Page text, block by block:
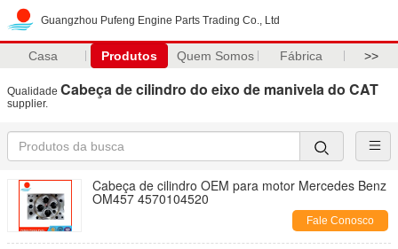
Guangzhou Pufeng Engine Parts Trading Co., Ltd
Casa Produtos Quem Somos Fábrica >>
Qualidade Cabeça de cilindro do eixo de manivela do CAT
supplier.
Cabeça de cilindro OEM para motor Mercedes Benz
OM457 4570104520
Fale Conosco